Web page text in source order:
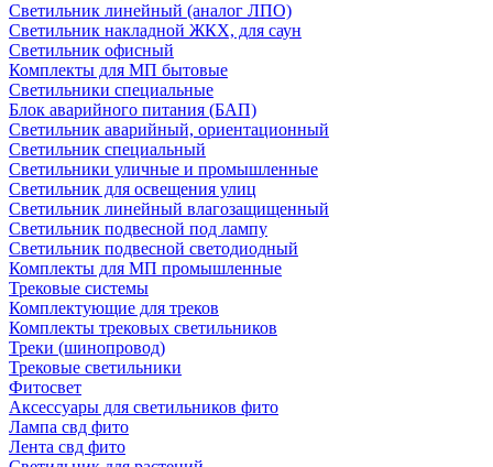
Светильник линейный (аналог ЛПО)
Светильник накладной ЖКХ, для саун
Светильник офисный
Комплекты для МП бытовые
Светильники специальные
Блок аварийного питания (БАП)
Светильник аварийный, ориентационный
Светильник специальный
Светильники уличные и промышленные
Светильник для освещения улиц
Светильник линейный влагозащищенный
Светильник подвесной под лампу
Светильник подвесной светодиодный
Комплекты для МП промышленные
Трековые системы
Комплектующие для треков
Комплекты трековых светильников
Треки (шинопровод)
Трековые светильники
Фитосвет
Аксессуары для светильников фито
Лампа свд фито
Лента свд фито